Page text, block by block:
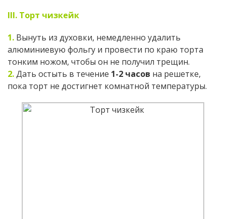
III. Торт чизкейк
1. Вынуть из духовки, немедленно удалить
алюминиевую фольгу и провести по краю торта
тонким ножом, чтобы он не получил трещин.
2.Дать остыть в течение 1-2 часов на решетке,
пока торт не достигнет комнатной температуры.